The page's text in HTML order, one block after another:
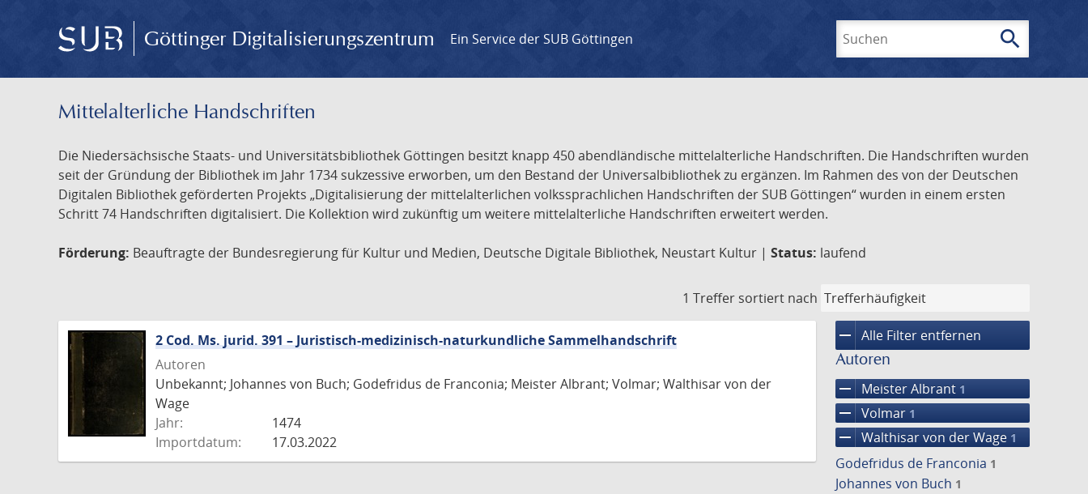
Göttinger Digitalisierungszentrum Ein Service der SUB Göttingen search
Mittelalterliche Handschriften
Die Niedersächsische Staats- und Universitätsbibliothek Göttingen besitzt knapp 450 abendländische mittelalterliche Handschriften. Die Handschriften wurden
seit der Gründung der Bibliothek im Jahr 1734 sukzessive erworben, um den Bestand der Universalbibliothek zu ergänzen. Im Rahmen des von der Deutschen
Digitalen Bibliothek geförderten Projekts „Digitalisierung der mittelalterlichen volkssprachlichen Handschriften der SUB Göttingen“ wurden in einem ersten
Schritt 74 Handschriften digitalisiert. Die Kollektion wird zukünftig um weitere mittelalterliche Handschriften erweitert werden.
Förderung: Beauftragte der Bundesregierung für Kultur und Medien, Deutsche Digitale Bibliothek, Neustart Kultur | Status: laufend
1 Treffer sortiert nach
remove Alle Filter entfernen
Autoren
remove Meister Albrant 1
remove Volmar 1
remove Walthisar von der Wage 1
Godefridus de Franconia 1
Johannes von Buch 1
2 Cod. Ms. jurid. 391 – Juristisch-medizinisch-naturkundliche Sammelhandschrift
Autoren
Unbekannt; Johannes von Buch; Godefridus de Franconia; Meister Albrant; Volmar; Walthisar von der
Wage
Jahr:
1474
Importdatum:
17.03.2022